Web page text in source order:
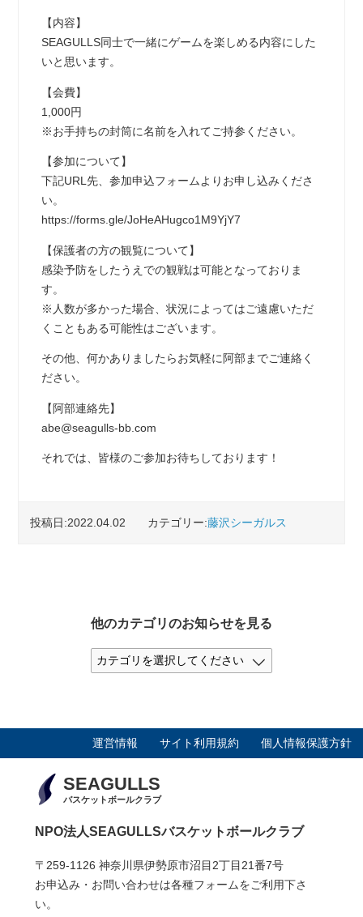
【内容】
SEAGULLS同士で一緒にゲームを楽しめる内容にした
いと思います。
【会費】
1,000円
※お手持ちの封筒に名前を入れてご持参ください。
【参加について】
下記URL先、参加申込フォームよりお申し込みくださ
い。
https://forms.gle/JoHeAHugco1M9YjY7
【保護者の方の観覧について】
感染予防をしたうえでの観戦は可能となっておりま
す。
※人数が多かった場合、状況によってはご遠慮いただ
くこともある可能性はございます。
その他、何かありましたらお気軽に阿部までご連絡く
ださい。
【阿部連絡先】
abe@seagulls-bb.com
それでは、皆様のご参加お待ちしております！
投稿日:2022.04.02 カテゴリー:藤沢シーガルス
他のカテゴリのお知らせを見る
運営情報 サイト利用規約 個人情報保護方針
SEAGULLS
バスケットボールクラブ
NPO法人SEAGULLSバスケットボールクラブ
〒259-1126 神奈川県伊勢原市沼目2丁目21番7号
お申込み・お問い合わせは各種フォームをご利用下さ
い。